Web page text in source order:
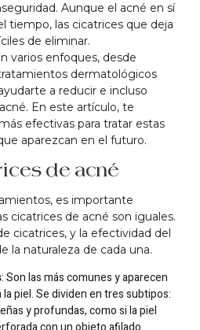
Aunque el acné en sí
tiempo, las cicatrices que deja
de eliminar.
varios enfoques, desde
dermatológicos
a reducir e incluso
En este artículo, te
efectivas para tratar estas
aparezcan en el futuro.
de acné
es importante
cicatrices de acné son iguales.
cicatrices, y la efectividad del
la naturaleza de cada una.
: Son las más comunes y aparecen
piel. Se dividen en tres subtipos:
y profundas, como si la piel